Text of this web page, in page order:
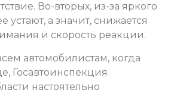
Во-вторых, из-за яркого
устают, а значит, снижается
и скорость реакции.
автомобилистам, когда
Госавтоинспекция
настоятельно